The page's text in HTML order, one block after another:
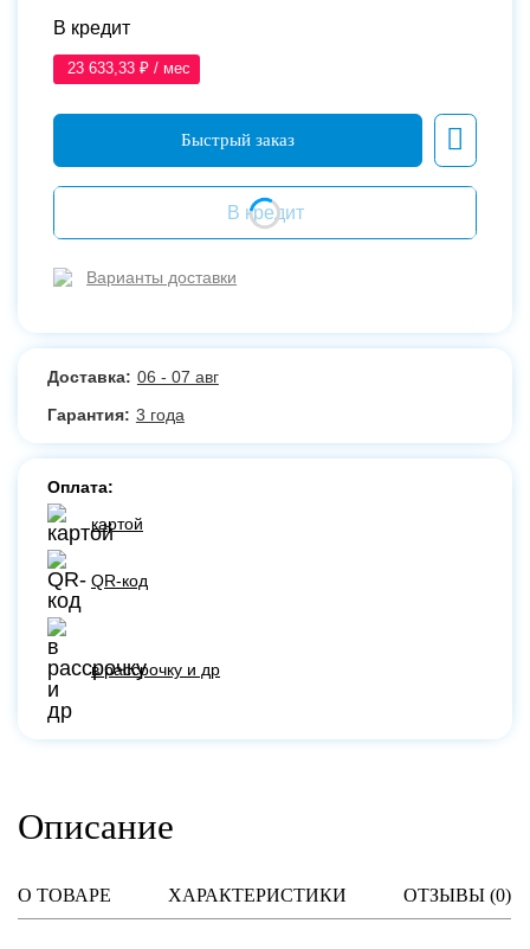
В кредит
23 633,33 ₽ / мес
В кредит
Варианты доставки
Доставка: 06 - 07 авг
Гарантия: 3 года
Оплата:
картой
QR-код
в рассрочку и др
Описание
О ТОВАРЕ ХАРАКТЕРИСТИКИ ОТЗЫВЫ (0)